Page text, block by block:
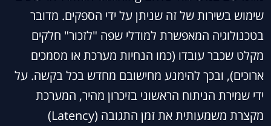
שימוש בשירות של זה שניתן על ידי הספקים. מדובר
בטכנולוגיה המאפשרת למודלי שפה "לזכור" חלקים
מקלט שכבר עובדו (כמו הנחיות מערכת או מסמכים
ארוכים), ובכך להימנע מחישובם מחדש בכל בקשה. על
ידי שמירת הניתוח הראשוני בזיכרון מהיר, המערכת
מקצרת משמעותית את זמן התגובה (Latency)